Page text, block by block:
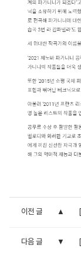
이전 글
다음 글